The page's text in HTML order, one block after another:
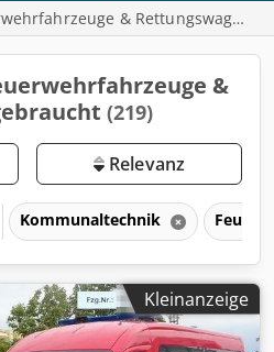
& Rettungswagen
&
(219)
Relevanz
Kommunaltechnik
Kleinanzeige